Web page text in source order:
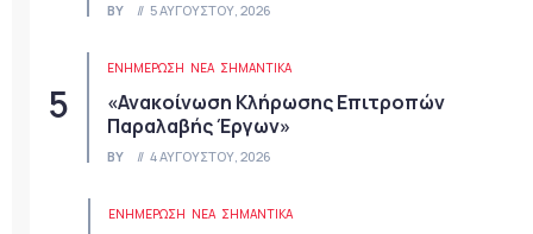
BY 5 ΑΥΓΟΎΣΤΟΥ, 2026
ΕΝΗΜΕΡΩΣΗ ΝΈΑ ΣΗΜΑΝΤΙΚΆ
«Ανακοίνωση Κλήρωσης Επιτροπών
Παραλαβής Έργων»
BY 4 ΑΥΓΟΎΣΤΟΥ, 2026
ΕΝΗΜΕΡΩΣΗ ΝΈΑ ΣΗΜΑΝΤΙΚΆ